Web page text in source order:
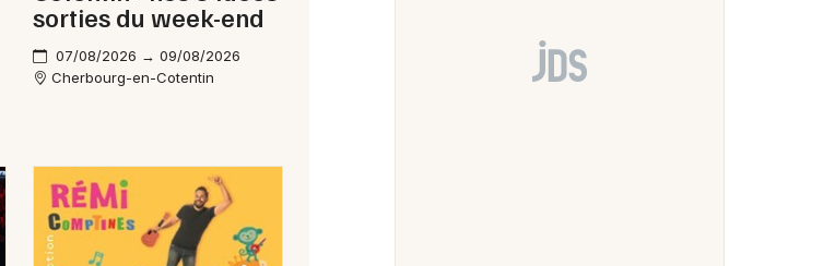
sorties du week-end
07/08/2026 → 09/08/2026
Cherbourg-en-Cotentin